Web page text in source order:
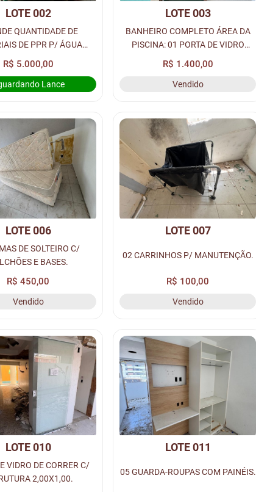
LOTE 002
QUANTIDADE DE
DE PPR P/ ÁGUA
CONEXÕES, TUBOS,
MACHOS E FEMEAS,
LUVAS, TÊ’S, LUVAS,
R$ 5.000,00
Lance
LOTE 003
BANHEIRO COMPLETO ÁREA DA
PISCINA: 01 PORTA DE VIDRO
0,60X2,00, 01 BANCADA DE
GRANITO C/ CUBA SOBREPOSTA E
TORNEIRA E 01 VASO SANITÁRIO.
R$ 1.400,00
Vendido
LOTE 006
DE SOLTEIRO C/
E BASES.
R$ 450,00
Vendido
LOTE 007
02 CARRINHOS P/ MANUTENÇÃO.
R$ 100,00
Vendido
LOTE 010
VIDRO DE CORRER C/
2,00X1,00.
LOTE 011
05 GUARDA-ROUPAS COM PAINÉIS.